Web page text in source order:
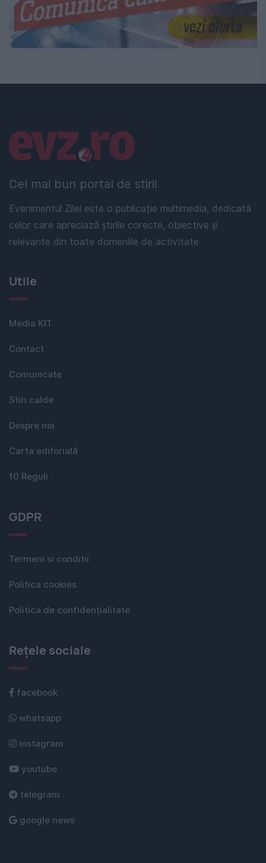
Cel mai bun portal de stiri!
Evenimentul Zilei este o publicație multimedia, dedicată
celor care apreciază știrile corecte, obiective și
relevante din toate domeniile de activitate
Linkuri utile
Utile
Media KIT
Contact
Comunicate
Stiri calde
Despre noi
Carta editorială
10 Reguli
GDPR
Termeni si conditii
Politica cookies
Politica de confidențialitate
Rețele sociale
facebook
whatsapp
instagram
youtube
telegram
google news